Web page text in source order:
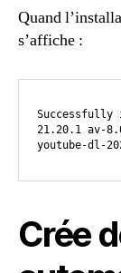
Quand
s’affiche :
Successfully
21.20.1 av-
youtube-dl-
Crée